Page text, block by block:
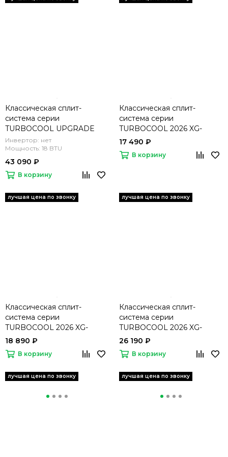
Классическая сплит-
система серии
TURBOCOOL UPGRADE
2023 XG-TXA50RHA
(комплект)
Инвертор: нет
Мощность: 18 BTU
43 090 ₽
В корзину
Классическая сплит-
система серии
TURBOCOOL 2026 XG-
TXE21RHA (комплект)
17 490 ₽
В корзину
Классическая сплит-
система серии
TURBOCOOL 2026 XG-
TXE27RHA
18 890 ₽
В корзину
Классическая сплит-
система серии
TURBOCOOL 2026 XG-
TXE35RHA
26 190 ₽
В корзину